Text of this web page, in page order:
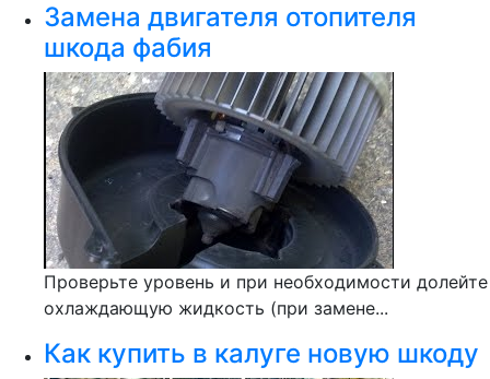
Замена двигателя отопителя
шкода фабия
Проверьте уровень и при необходимости долейте
охлаждающую жидкость (при замене...
Как купить в калуге новую шкоду